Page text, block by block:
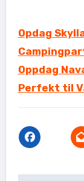
Opdag
Oppdag
Perfekt til